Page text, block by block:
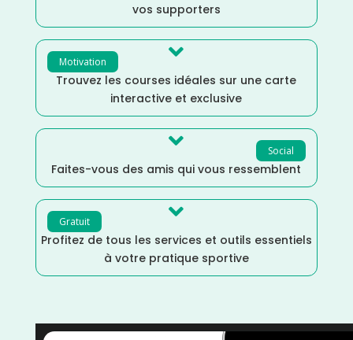
vos supporters
Motivation 
Trouvez les courses idéales sur une carte
interactive et exclusive
Social

Faites-vous des amis qui vous ressemblent
Gratuit 
Profitez de tous les services et outils essentiels
à votre pratique sportive